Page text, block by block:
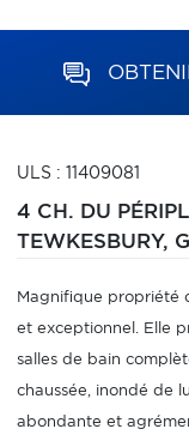
ULS : 11409081
4 CH. DU
TEWKESBURY,
Magnifique propriété
et exceptionnel. Elle
salles de bain
chaussée, inondé de
abondante et